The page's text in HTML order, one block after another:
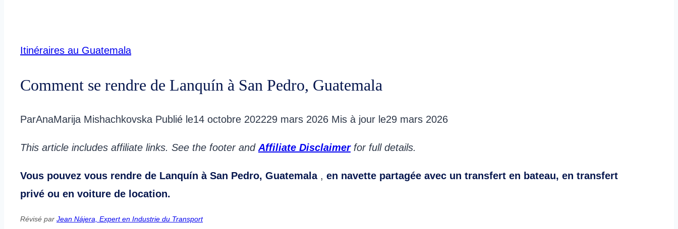
Itinéraires au Guatemala
Comment se rendre de Lanquín à San Pedro, Guatemala
ParAnaMarija Mishachkovska Publié le14 octobre 202229 mars 2026 Mis à jour le29 mars 2026
This article includes affiliate links. See the footer and Affiliate Disclaimerfor full details.
Vous pouvez vous rendre de Lanquín à San Pedro, Guatemala , en navette partagée avec un transfert en bateau, en transfert
privé ou en voiture de location.
Révisé par Jean Nájera, Expert en Industrie du Transport